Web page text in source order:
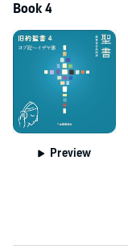
Book 4
Preview